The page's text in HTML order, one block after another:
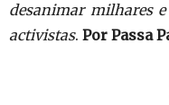
desanimar milhares
activistas. Por Passa